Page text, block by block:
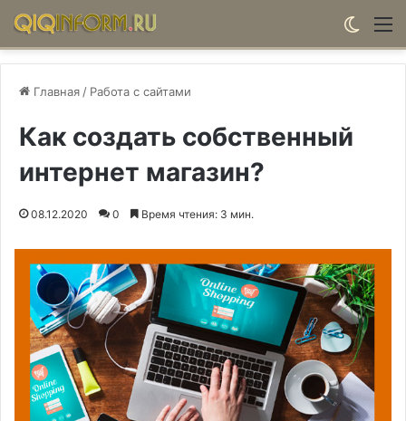
Главная / Работа с сайтами
Как создать собственный
интернет магазин?
08.12.2020 0 Время чтения: 3 мин.